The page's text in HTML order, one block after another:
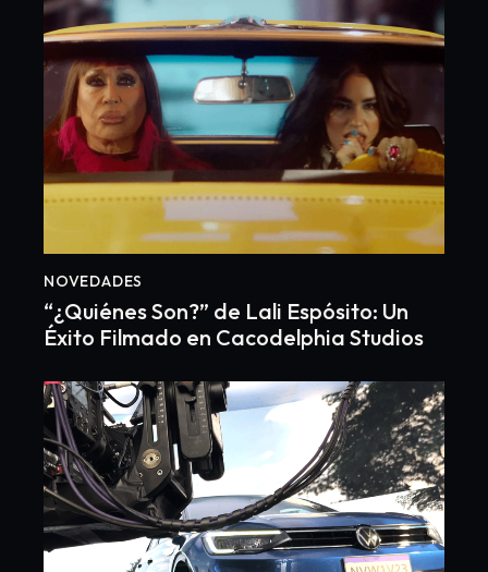
NOVEDADES
“¿Quiénes Son?” de Lali Espósito: Un
Éxito Filmado en Cacodelphia Studios